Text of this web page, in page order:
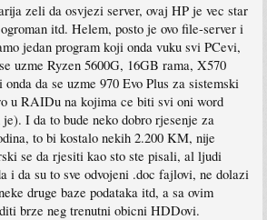
zeli da osvjezi server, ovaj HP je vec star
itd. Helem, posto je ovo file-server i
jedan program koji onda vuku svi PCevi,
uzme Ryzen 5600G, 16GB rama, X570
da se uzme 970 Evo Plus za sistemski
u RAIDu na kojima ce biti svi oni word
I da to bude neko dobro rjesenje za
to bi kostalo nekih 2.200 KM, nije
se da rjesiti kao sto ste pisali, al ljudi
i da su to sve odvojeni .doc fajlovi, ne dolazi
druge baze podataka itd, a sa ovim
brze neg trenutni obicni HDDovi.